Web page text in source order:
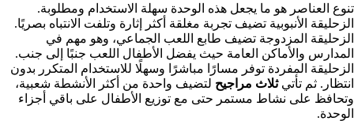
تنوع العناصر هو ما يجعل هذه الوحدة سهلة الاستخدام ومطلوبة.
الزحليقة الأنبوبية تضيف تجربة مغلقة أكثر إثارة وتلفت الانتباه بصريًا.
الزحليقة المزدوجة تضيف طابع اللعب الجماعي، وهو مهم في
المدارس والأماكن العامة حيث يفضل الأطفال اللعب جنبًا إلى جنب.
الزحليقة المفردة توفر مسارًا مباشرًا وسهلًا للاستخدام المتكرر بدون
انتظار. ثم تأتيثلاث مراجيح لتضيف واحدة من أكثر الأنشطة شعبية،
وتحافظ على نشاط مستمر حتى مع توزيع الأطفال على باقي أجزاء
الوحدة.